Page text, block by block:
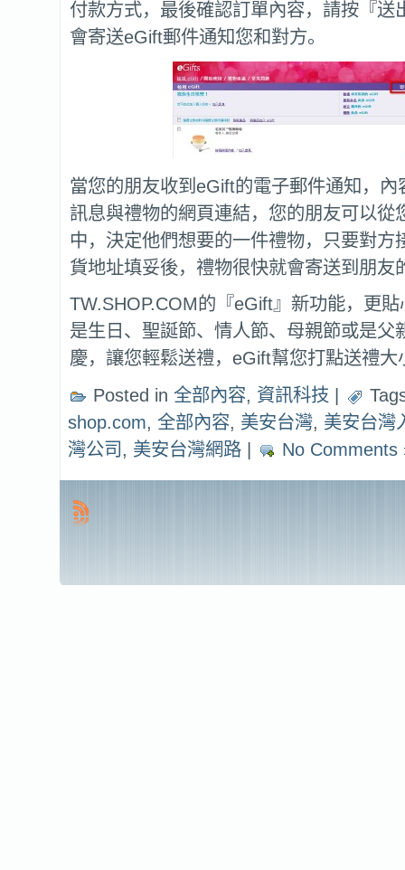
付款方式，最後確認訂單內容，請按『送
會寄送eGift郵件通知您和對方。
當您的朋友收到eGift的電子郵件通知，內
訊息與禮物的網頁連結，您的朋友可以從
中，決定他們想要的一件禮物，只要對方
貨地址填妥後，禮物很快就會寄送到朋友
TW.SHOP.COM的『eGift』新功能，更
是生日、聖誕節、情人節、母親節或是
慶，讓您輕鬆送禮，eGift幫您打點送禮大
Posted in 全部內容, 資訊科技
shop.com, 全部內容, 美安台灣, 美安台灣
灣公司 , 美安台灣網路 No Comments